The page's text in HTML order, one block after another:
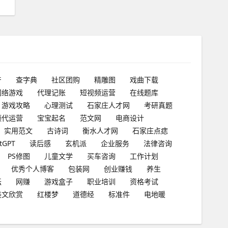
查字典 社区团购 精雕图
戏曲下载
游戏
代理记账 短视频运营
在线题库
游戏攻略
心理测试 石家庄人才网
考研真题
运营
宝宝起名 范文网
电商设计
实用范文
古诗词 衡水人才网
石家庄点痣
读后感 玄机派 企业服务
法律咨询
PS修图
儿童文学 买车咨询
工作计划
优秀个人博客
包装网 创业赚钱
养生
网赚 游戏盒子 职业培训
资格考试
欣赏
红楼梦 道德经 标准件 电地暖